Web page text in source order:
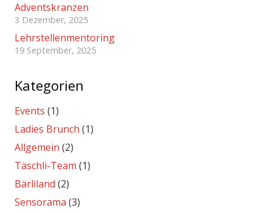
Adventskranzen
3 Dezember, 2025
Lehrstellenmentoring
19 September, 2025
Kategorien
Events (1)
Ladies Brunch (1)
Allgemein (2)
Täschli-Team (1)
Bärliland (2)
Sensorama (3)